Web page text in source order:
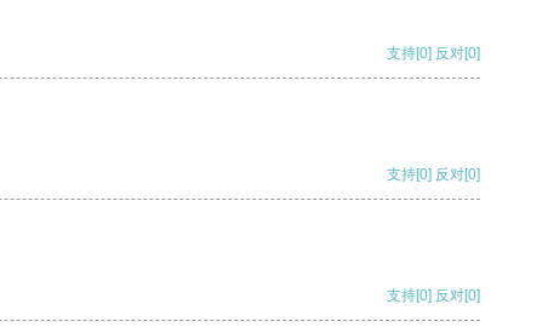
支持[0] 反对[0]
支持[0] 反对[0]
支持[0] 反对[0]